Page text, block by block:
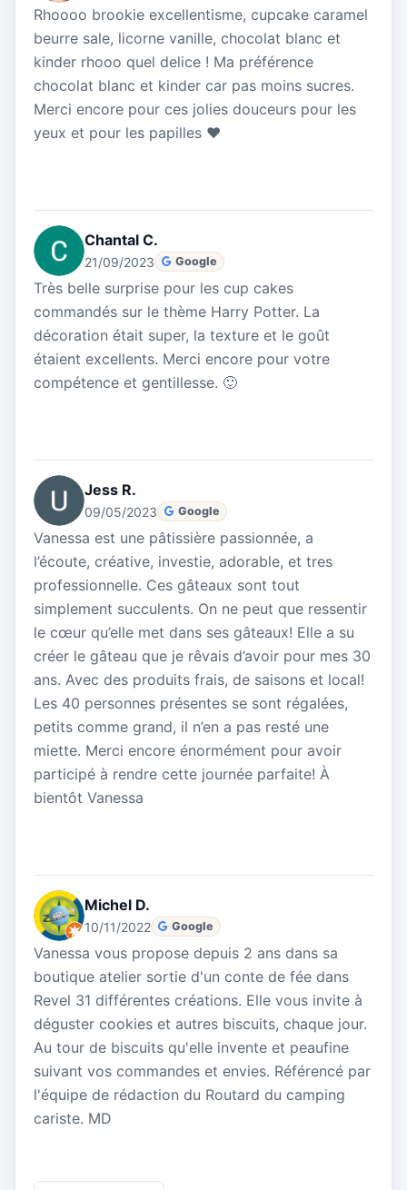
Rhoooo brookie excellentisme, cupcake caramel
beurre sale, licorne vanille, chocolat blanc et
kinder rhooo quel delice ! Ma préférence
chocolat blanc et kinder car pas moins sucres.
Merci encore pour ces jolies douceurs pour les
yeux et pour les papilles ❤
Chantal C.
21/09/2023 Google
Très belle surprise pour les cup cakes
commandés sur le thème Harry Potter. La
décoration était super, la texture et le goût
étaient excellents. Merci encore pour votre
compétence et gentillesse. 🙂
Jess R.
09/05/2023 Google
Vanessa est une pâtissière passionnée, a
l’écoute, créative, investie, adorable, et tres
professionnelle. Ces gâteaux sont tout
simplement succulents. On ne peut que ressentir
le cœur qu’elle met dans ses gâteaux! Elle a su
créer le gâteau que je rêvais d’avoir pour mes 30
ans. Avec des produits frais, de saisons et local!
Les 40 personnes présentes se sont régalées,
petits comme grand, il n’en a pas resté une
miette. Merci encore énormément pour avoir
participé à rendre cette journée parfaite! À
bientôt Vanessa
Michel D.
10/11/2022 Google
Vanessa vous propose depuis 2 ans dans sa
boutique atelier sortie d'un conte de fée dans
Revel 31 différentes créations. Elle vous invite à
déguster cookies et autres biscuits, chaque jour.
Au tour de biscuits qu'elle invente et peaufine
suivant vos commandes et envies. Référencé par
l'équipe de rédaction du Routard du camping
cariste. MD